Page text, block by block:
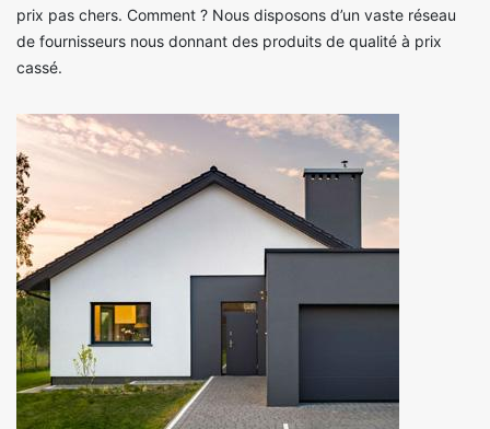
prix pas chers. Comment ? Nous disposons d’un vaste réseau
de fournisseurs nous donnant des produits de qualité à prix
cassé.